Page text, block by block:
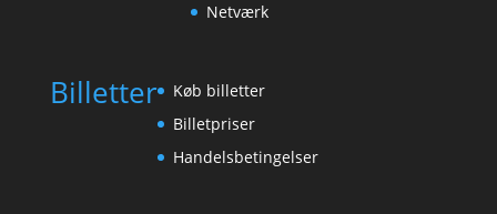
Netværk
Billetter
Køb billetter
Billetpriser
Handelsbetingelser